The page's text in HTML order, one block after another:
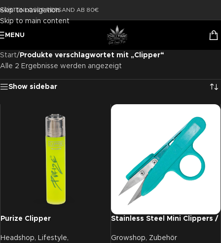
Skip to navigation
Skip to main content
KOSTENLOSER VERSAND AB 80€
MENU
Start/ Produkte verschlagwortet mit „Clipper“
Alle 2 Ergebnisse werden angezeigt
Show sidebar
Purize Clipper
Headshop, Lifestyle,
Stainless Steel Mini Clippers /
Growshop, Zubehör